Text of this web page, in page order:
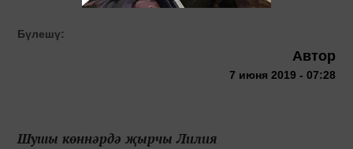
Бүлешү:
Автор
7 июня 2019 - 07:28
Шушы көннәрдә җырчы Лилия